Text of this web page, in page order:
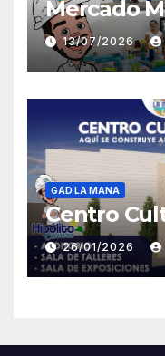
Mercado
13/07/2026
GAD LA MANA
Centro
26/01/2026